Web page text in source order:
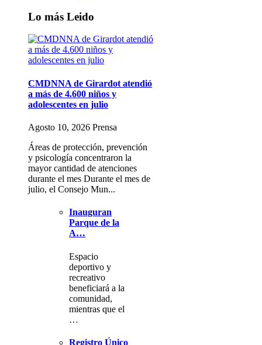
Lo más Leido
CMDNNA de Girardot atendió
a más de 4.600 niños y
adolescentes en julio
Agosto 10, 2026 Prensa
Áreas de protección, prevención
y psicología concentraron la
mayor cantidad de atenciones
durante el mes Durante el mes de
julio, el Consejo Mun...
Inauguran
Parque de la
A…
Espacio
deportivo y
recreativo
beneficiará a la
comunidad,
mientras que el
…
Registro Único